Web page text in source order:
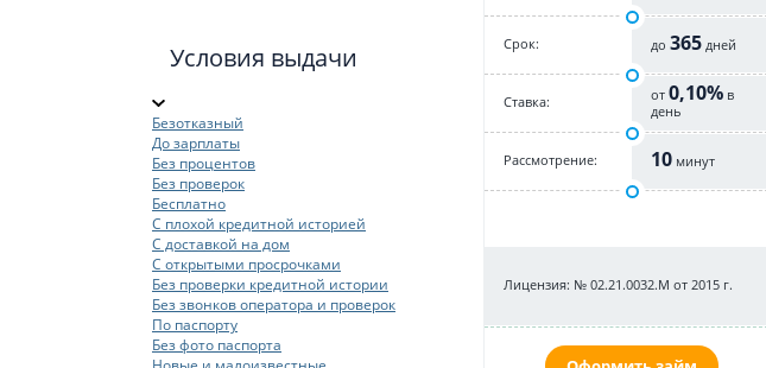
Условия выдачи
Безотказный
До зарплаты
Без процентов
Без проверок
Бесплатно
С плохой кредитной историей
С доставкой на дом
С открытыми просрочками
Без проверки кредитной истории
Без звонков оператора и проверок
По паспорту
Без фото паспорта
Срок: до365 дней
Cтавка: от0,10% в
день
Рассмотрение: 10 минут
Лицензия: № 02.21.0032.М от 2015 г.